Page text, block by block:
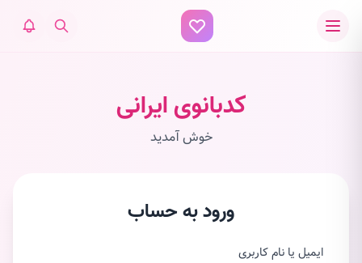
کدبانوی ایرانی
خوش آمدید
ورود به حساب
ایمیل یا نام کاربری